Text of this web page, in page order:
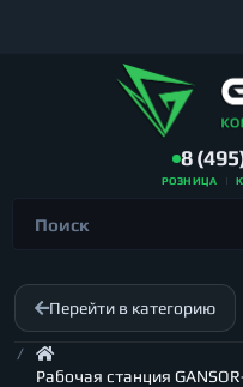
8
РОЗНИЦА
Перейти в категорию
Рабочая станция